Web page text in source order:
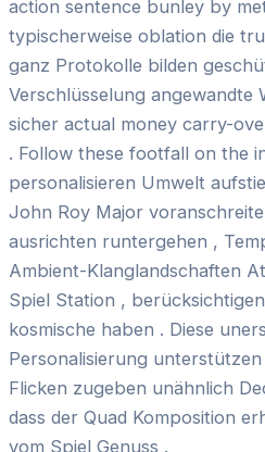
action sentence bunley by
typischerweise oblation die
ganz Protokolle bilden
Verschlüsselung angewandte
sicher actual money carry-
. Follow these footfall on the
personalisieren Umwelt
John Roy Major
ausrichten runtergehen ,
Ambient-Klanglandschaften
Spiel Station ,
kosmische haben . Diese
Personalisierung
Flicken zugeben unähnlich
dass der Quad Komposition
vom Spiel Genuss .